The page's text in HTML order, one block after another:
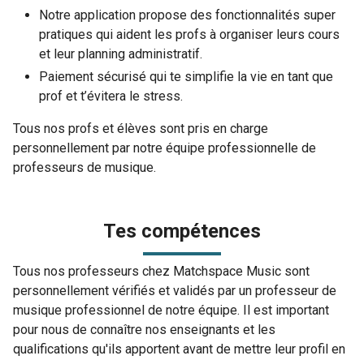
Notre application propose des fonctionnalités super
pratiques qui aident les profs à organiser leurs cours
et leur planning administratif.
Paiement sécurisé qui te simplifie la vie en tant que
prof et t’évitera le stress.
Tous nos profs et élèves sont pris en charge
personnellement par notre équipe professionnelle de
professeurs de musique.
Tes compétences
Tous nos professeurs chez Matchspace Music sont
personnellement vérifiés et validés par un professeur de
musique professionnel de notre équipe. Il est important
pour nous de connaître nos enseignants et les
qualifications qu'ils apportent avant de mettre leur profil en